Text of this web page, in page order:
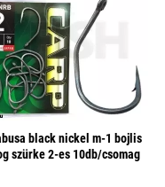
black nickel m-1 bojlis
szürke 2-es 10db/csomag